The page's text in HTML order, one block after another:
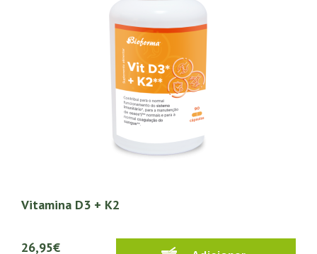
Vitamina D3 + K2
26,95€